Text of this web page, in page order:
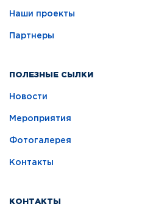
Наши проекты
Партнеры
ПОЛЕЗНЫЕ СЫЛКИ
Новости
Мероприятия
Фотогалерея
Контакты
КОНТАКТЫ